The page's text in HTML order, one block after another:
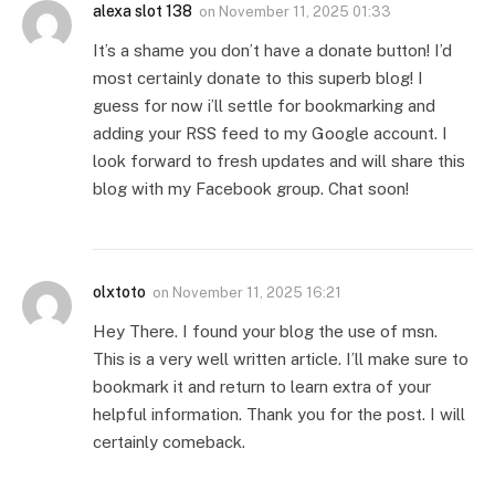
alexa slot 138 on November 11, 2025 01:33
It’s a shame you don’t have a donate button! I’d
most certainly donate to this superb blog! I
guess for now i’ll settle for bookmarking and
adding your RSS feed to my Google account. I
look forward to fresh updates and will share this
blog with my Facebook group. Chat soon!
olxtoto on November 11, 2025 16:21
Hey There. I found your blog the use of msn.
This is a very well written article. I’ll make sure to
bookmark it and return to learn extra of your
helpful information. Thank you for the post. I will
certainly comeback.